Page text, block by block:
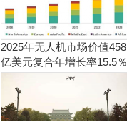
2025年无人机市场价值458
亿美元复合年增长率15.5％